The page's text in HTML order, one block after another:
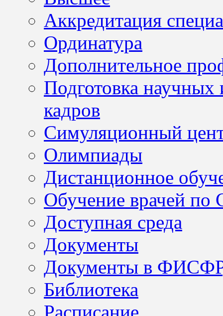
Аккредитация
Ординатура
Дополнительное
Подготовка научных
кадров
Симуляционный
Олимпиады
Дистанционное
Обучение врачей по
Доступная среда
Документы
Документы в
Библиотека